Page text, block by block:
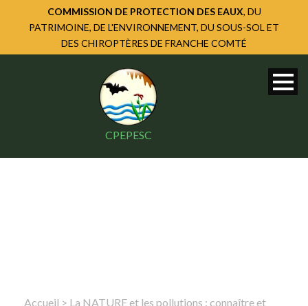
COMMISSION DE PROTECTION DES EAUX, DU
PATRIMOINE, DE L'ENVIRONNEMENT, DU SOUS-SOL ET
DES CHIROPTÈRES DE FRANCHE COMTÉ
CPEPESC
Accueil > La NATURE et les pollutions : connaître et